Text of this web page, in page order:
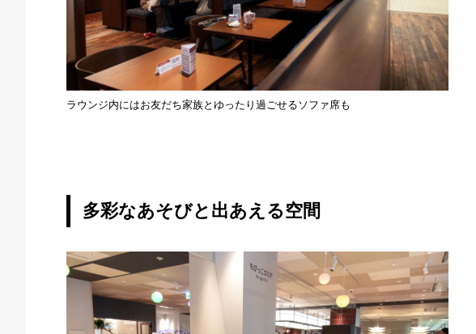
ラウンジ内にはお友だち家族とゆったり過ごせるソファ席も
多彩なあそびと出あえる空間